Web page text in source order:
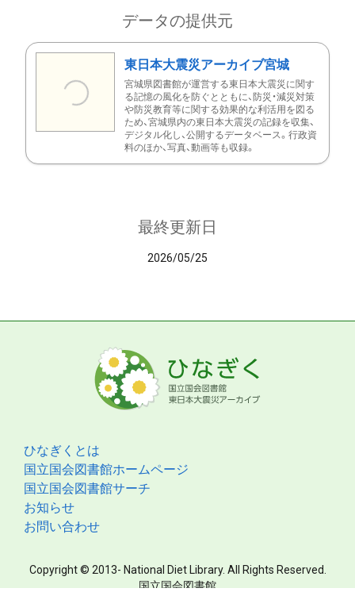
データの提供元
東日本大震災アーカイブ宮城
宮城県図書館が運営する東日本大震災に関す
る記憶の風化を防ぐとともに、防災・減災対策
や防災教育等に関する効果的な利活用を図る
ため、宮城県内の東日本大震災の記録を収集、
デジタル化し、公開するデータベース。行政資
料のほか、写真、動画等も収録。
最終更新日
2026/05/25
ひなぎくとは
国立国会図書館ホームページ
国立国会図書館サーチ
お知らせ
お問い合わせ
Copyright © 2013- National Diet Library. All Rights Reserved.